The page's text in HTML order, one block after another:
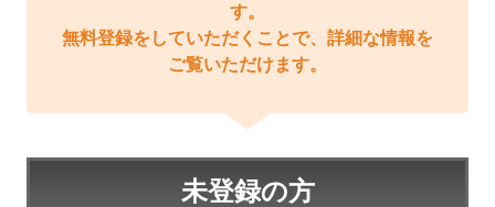
す。
無料登録をしていただくことで、詳細な情報を
ご覧いただけます。
未登録の方